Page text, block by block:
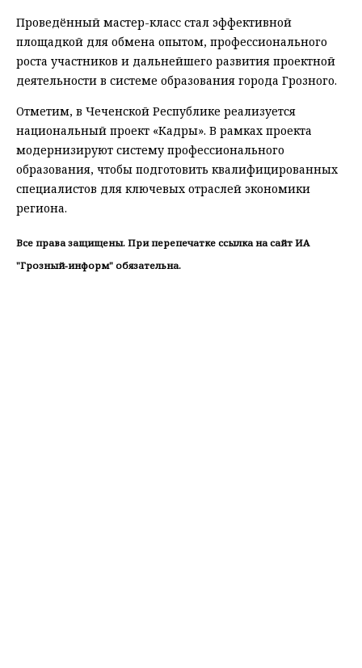
Проведённый мастер-класс стал эффективной
площадкой для обмена опытом, профессионального
роста участников и дальнейшего развития проектной
деятельности в системе образования города Грозного.
Отметим, в Чеченской Республике реализуется
национальный проект «Кадры». В рамках проекта
модернизируют систему профессионального
образования, чтобы подготовить квалифицированных
специалистов для ключевых отраслей экономики
региона.
Все права защищены. При перепечатке ссылка на сайт ИА
"Грозный-информ" обязательна.